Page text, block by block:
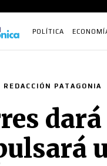
POLÍTICA
REDACCIÓN PATAGONIA